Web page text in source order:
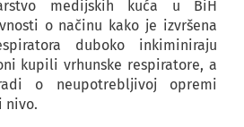
medijskih kuća u BiH
o načinu kako je izvršena
duboko inkiminiraju
kupili vrhunske respiratore, a
o neupotrebljivoj opremi
nivo.